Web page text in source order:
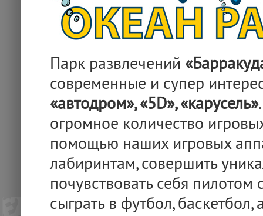
Парк развлечений
современные и супер
«автодром», «5D», «карусель»
огромное количество
помощью наших игровых
лабиринтам, совершить
почувствовать себя
сыграть в футбол, баскетбол,